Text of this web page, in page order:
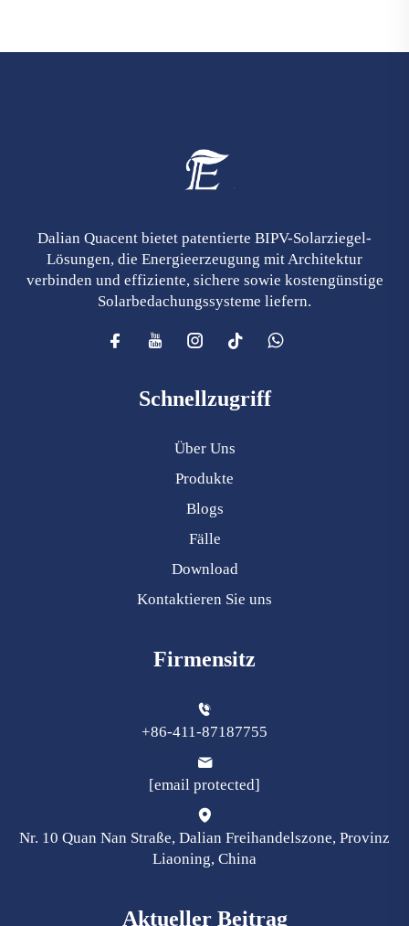
Dalian Quacent bietet patentierte BIPV-Solarziegel-
Lösungen, die Energieerzeugung mit Architektur
verbinden und effiziente, sichere sowie kostengünstige
Solarbedachungssysteme liefern.
Schnellzugriff
Über Uns
Produkte
Blogs
Fälle
Download
Kontaktieren Sie uns
Firmensitz
+86-411-87187755
[email protected]
Nr. 10 Quan Nan Straße, Dalian Freihandelszone, Provinz
Liaoning, China
Aktueller Beitrag